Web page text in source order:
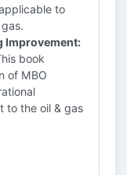
to
Improvement:
book
of MBO
to the oil & gas